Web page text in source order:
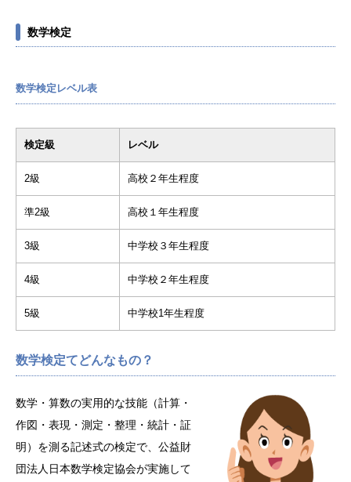
数学検定
数学検定レベル表
検定級 レベル
2級 高校２年生程度
準2級 高校１年生程度
3級 中学校３年生程度
4級 中学校２年生程度
5級 中学校1年生程度
数学検定てどんなもの？
数学・算数の実用的な技能（計算・
作図・表現・測定・整理・統計・証
明）を測る記述式の検定で、公益財
団法人日本数学検定協会が実施して